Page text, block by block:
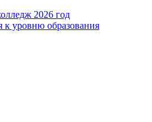
2026 год
к уровню образования